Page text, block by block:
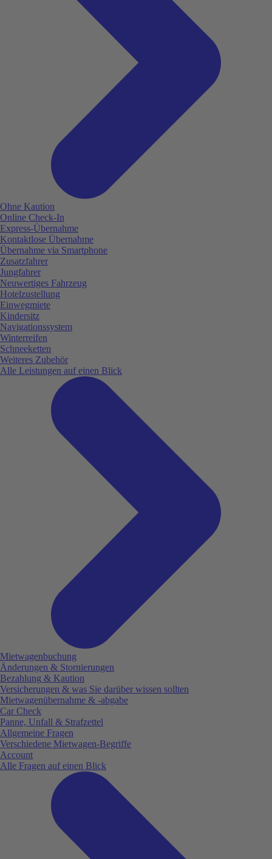
Ohne Kaution
Online Check-In
Express-Übernahme
Kontaktlose Übernahme
Übernahme via Smartphone
Zusatzfahrer
Jungfahrer
Neuwertiges Fahrzeug
Hotelzustellung
Einwegmiete
Kindersitz
Navigationssystem
Winterreifen
Schneeketten
Weiteres Zubehör
Alle Leistungen auf einen Blick
Mietwagenbuchung
Änderungen & Stornierungen
Bezahlung & Kaution
Versicherungen & was Sie darüber wissen sollten
Mietwagenübernahme & -abgabe
Car Check
Panne, Unfall & Strafzettel
Allgemeine Fragen
Verschiedene Mietwagen-Begriffe
Account
Alle Fragen auf einen Blick